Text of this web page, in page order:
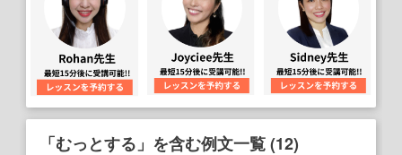
「むっとする」を含む例文一覧 (12)